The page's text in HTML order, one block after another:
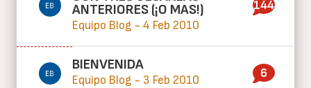
ANTERIORES (¡O MAS!)
Equipo Blog - 4 Feb 2010
144
BIENVENIDA
Equipo Blog - 3 Feb 2010 6